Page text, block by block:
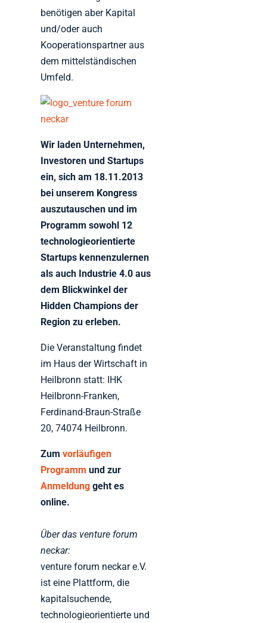
benötigen aber Kapital
und/oder auch
Kooperationspartner aus
dem mittelständischen
Umfeld.
Wir laden Unternehmen,
Investoren und Startups
ein, sich am 18.11.2013
bei unserem Kongress
auszutauschen und im
Programm sowohl 12
technologieorientierte
Startups kennenzulernen
als auch Industrie 4.0 aus
dem Blickwinkel der
Hidden Champions der
Region zu erleben.
Die Veranstaltung findet
im Haus der Wirtschaft in
Heilbronn statt: IHK
Heilbronn-Franken,
Ferdinand-Braun-Straße
20, 74074 Heilbronn.
Zumvorläufigen
Programm und zur
Anmeldung geht es
online.
Über das venture forum
neckar:
venture forum neckar e.V.
ist eine Plattform, die
kapitalsuchende,
technologieorientierte und